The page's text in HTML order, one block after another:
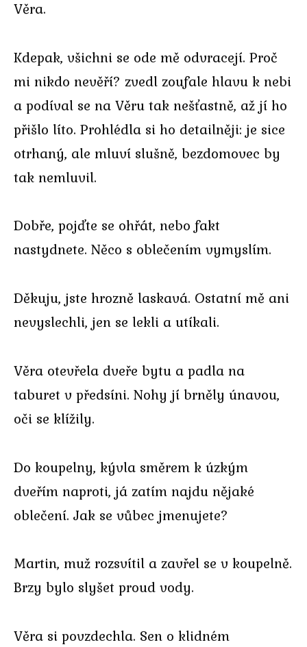
Věra.
Kdepak, všichni se ode mě odvracejí. Proč
mi nikdo nevěří? zvedl zoufale hlavu k nebi
a podíval se na Věru tak nešťastně, až jí ho
přišlo líto. Prohlédla si ho detailněji: je sice
otrhaný, ale mluví slušně, bezdomovec by
tak nemluvil.
Dobře, pojďte se ohřát, nebo fakt
nastydnete. Něco s oblečením vymyslím.
Děkuju, jste hrozně laskavá. Ostatní mě ani
nevyslechli, jen se lekli a utíkali.
Věra otevřela dveře bytu a padla na
taburet v předsíni. Nohy jí brněly únavou,
oči se klížily.
Do koupelny, kývla směrem k úzkým
dveřím naproti, já zatím najdu nějaké
oblečení. Jak se vůbec jmenujete?
Martin, muž rozsvítil a zavřel se v koupelně.
Brzy bylo slyšet proud vody.
Věra si povzdechla. Sen o klidném